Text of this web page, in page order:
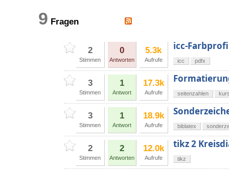
9 Fragen
2
Stimmen
0
Antworten
5.3k
Aufrufe
icc-
icc pdfx
3
Stimmen
1
Antwort
17.3k
Aufrufe seitenzahlen
3
Stimmen
1
Antwort
18.9k
Aufrufe biblatex
2
Stimmen
2
Antworten
12.0k
Aufrufe
tikz 2
tikz